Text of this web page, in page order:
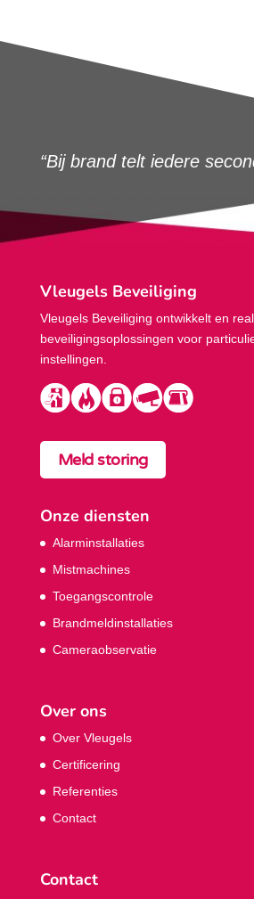
“Bij brand telt iedere
Vleugels Beveiliging
Vleugels Beveiliging ontwikkelt en
beveiligings­oplossingen voor
instellingen.
Meld storing
Onze diensten
Alarminstallaties
Mistmachines
Toegangscontrole
Brandmeldinstallaties
Cameraobservatie
Over ons
Over Vleugels
Certificering
Referenties
Contact
Contact